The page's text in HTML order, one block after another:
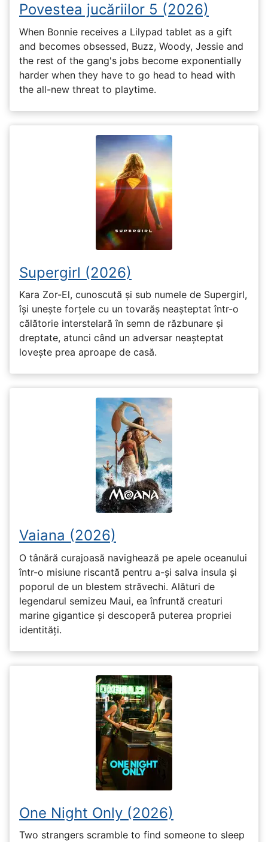
Povestea jucăriilor 5 (2026)
When Bonnie receives a Lilypad tablet as a gift
and becomes obsessed, Buzz, Woody, Jessie and
the rest of the gang's jobs become exponentially
harder when they have to go head to head with
the all-new threat to playtime.
Supergirl (2026)
Kara Zor-El, cunoscută și sub numele de Supergirl,
își unește forțele cu un tovarăș neașteptat într-o
călătorie interstelară în semn de răzbunare și
dreptate, atunci când un adversar neașteptat
lovește prea aproape de casă.
Vaiana (2026)
O tânără curajoasă navighează pe apele oceanului
într-o misiune riscantă pentru a-și salva insula și
poporul de un blestem străvechi. Alături de
legendarul semizeu Maui, ea înfruntă creaturi
marine gigantice și descoperă puterea propriei
identități.
One Night Only (2026)
Two strangers scramble to find someone to sleep